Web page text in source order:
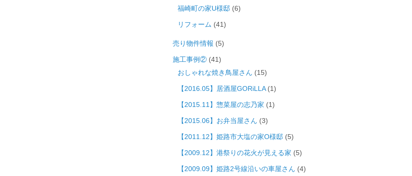
福崎町の家U様邸 (6)
リフォーム (41)
売り物件情報 (5)
施工事例② (41)
おしゃれな焼き鳥屋さん (15)
【2016.05】居酒屋GORiLLA(1)
【2015.11】惣菜屋の志乃家 (1)
【2015.06】お弁当屋さん (3)
【2011.12】姫路市大塩の家O様邸 (5)
【2009.12】港祭りの花火が見える家 (5)
【2009.09】姫路2号線沿いの車屋さん (4)